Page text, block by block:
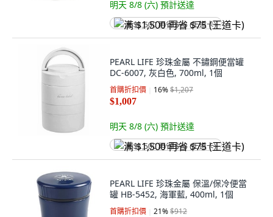
明天 8/8 (六) 預計送達
满 $1,500 再省 $75 (王道卡)
PEARL LIFE 珍珠金屬 不鏽鋼便當罐
DC-6007, 灰白色, 700ml, 1個
首購折扣價 16%$1,207
$1,007
明天 8/8 (六) 預計送達
满 $1,500 再省 $75 (王道卡)
PEARL LIFE 珍珠金屬 保溫/保冷便當
罐 HB-5452, 海軍藍, 400ml, 1個
首購折扣價 21%$912